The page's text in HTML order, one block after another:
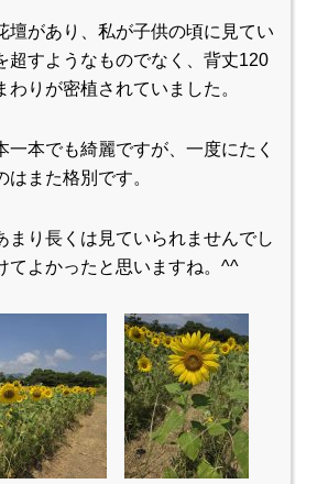
壇があり、私が子供の頃に見てい
超すようなものでなく、背丈120
わりが密植されていました。
一本でも綺麗ですが、一度にたく
はまた格別です。
まり長くは見ていられませんでし
てよかったと思いますね。^^